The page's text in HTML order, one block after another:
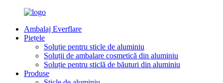
Ambalaj Everflare
Piețele
Soluție pentru sticle de aluminiu
Soluții de ambalare cosmetică din aluminiu
Soluție pentru sticlă de băuturi din aluminiu
Produse